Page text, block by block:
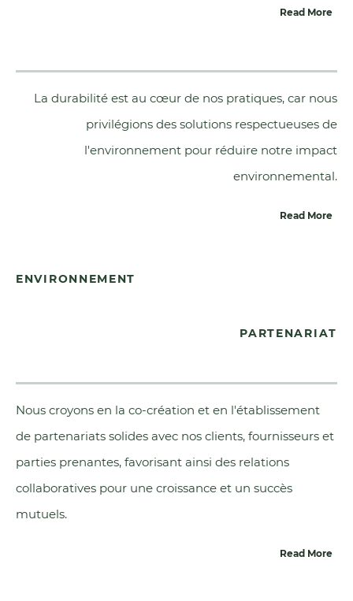
Read More
La durabilité est au cœur de nos pratiques, car nous
privilégions des solutions respectueuses de
l'environnement pour réduire notre impact
environnemental.
Read More
ENVIRONNEMENT
PARTENARIAT
Nous croyons en la co-création et en l'établissement
de partenariats solides avec nos clients, fournisseurs et
parties prenantes, favorisant ainsi des relations
collaboratives pour une croissance et un succès
mutuels.
Read More